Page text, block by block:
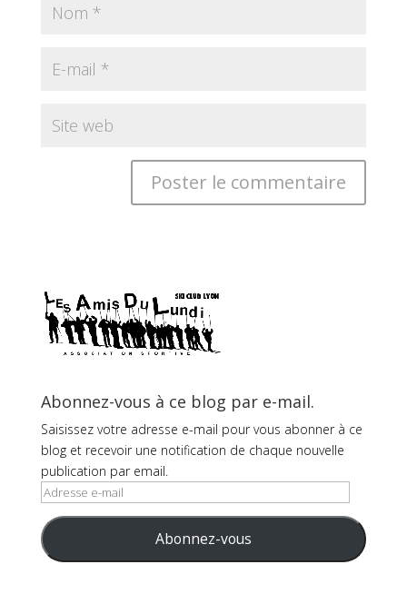
Abonnez-vous à ce blog par e-mail.
Saisissez votre adresse e-mail pour vous abonner à ce
blog et recevoir une notification de chaque nouvelle
publication par email.
Adresse
mail
Abonnez-vous